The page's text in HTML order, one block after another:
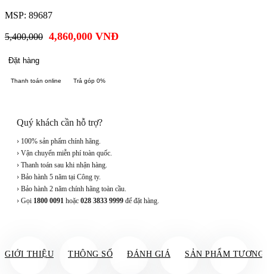
MSP: 89687
5,400,000 4,860,000 VNĐ
Đặt hàng
Thanh toán online Trả góp 0%
Quý khách cần hỗ trợ?
› 100% sản phẩm chính hãng.
› Vận chuyển miễn phí toàn quốc.
› Thanh toán sau khi nhận hàng.
› Bảo hành 5 năm tại Công ty.
› Bảo hành 2 năm chính hãng toàn cầu.
› Gọi 1800 0091 hoặc 028 3833 9999 để đặt hàng.
GIỚI THIỆU THÔNG SỐ ĐÁNH GIÁ SẢN PHẨM TƯƠNG